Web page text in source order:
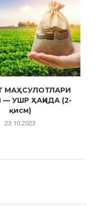
МАҲСУЛОТЛАРИ
УШР ҲАҚИДА (2-
қисм)
23.10.2023